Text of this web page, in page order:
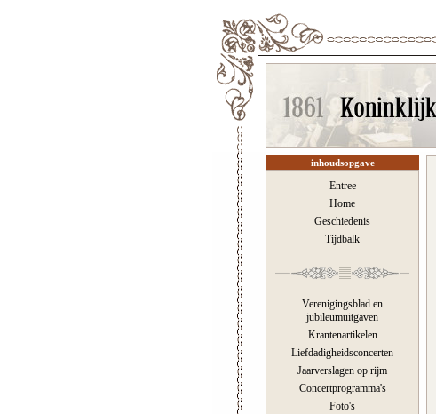
inhoudsopgave
Entree
Home
Geschiedenis
Tijdbalk
Verenigingsblad en
jubileumuitgaven
Krantenartikelen
Liefdadigheidsconcerten
Jaarverslagen op rijm
Concertprogramma's
Foto's